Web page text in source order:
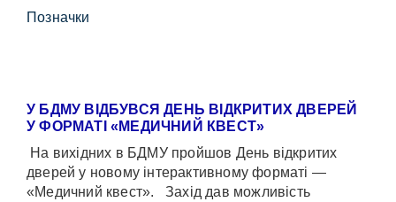
Позначки
У БДМУ ВІДБУВСЯ ДЕНЬ ВІДКРИТИХ ДВЕРЕЙ
У ФОРМАТІ «МЕДИЧНИЙ КВЕСТ»
На вихідних в БДМУ пройшов День відкритих
дверей у новому інтерактивному форматі —
«Медичний квест». Захід дав можливість